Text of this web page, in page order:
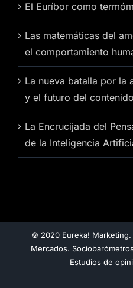
El Euríbor como
Las matemáticas del
el comportamiento
La nueva batalla por la
y el futuro del
La Encrucijada del
de la Inteligencia
© 2020 Eureka!
Mercados.
Estudios de